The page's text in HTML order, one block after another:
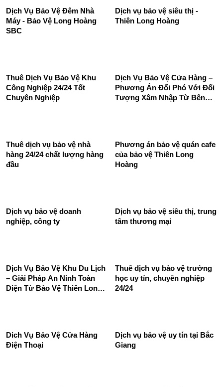
Dịch vụ bảo vệ quán ăn Long
Hoàng SBC chuyên nghiệp
uy tín 24/24
Dịch vụ bảo vệ cửa hàng của
Công Ty Bảo Vệ Thiên Long
Dịch Vụ Bảo Vệ Đêm Nhà
Máy - Bảo Vệ Long Hoàng
SBC
Dịch vụ bảo vệ siêu thị -
Thiên Long Hoàng
Thuê Dịch Vụ Bảo Vệ Khu
Công Nghiệp 24/24 Tốt
Chuyên Nghiệp
Dịch Vụ Bảo Vệ Cửa Hàng –
Phương Án Đối Phó Với Đối
Tượng Xâm Nhập Từ Bên
Thuê dịch vụ bảo vệ nhà
hàng 24/24 chất lượng hàng
Phương án bảo vệ quán cafe
của bảo vệ Thiên Long
Dịch vụ bảo vệ doanh
nghiệp, công ty
Dịch vụ bảo vệ siêu thị, trung
tâm thương mại
Dịch Vụ Bảo Vệ Khu Du Lịch
– Giải Pháp An Ninh Toàn
Thuê dịch vụ bảo vệ trường
học uy tín, chuyên nghiệp